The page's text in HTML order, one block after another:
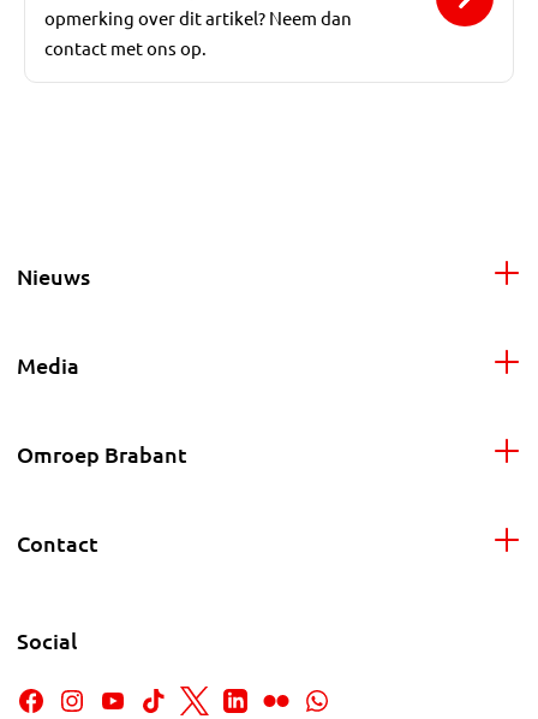
opmerking over dit artikel? Neem dan
contact met ons op.
Nieuws
Media
Omroep Brabant
Contact
Social